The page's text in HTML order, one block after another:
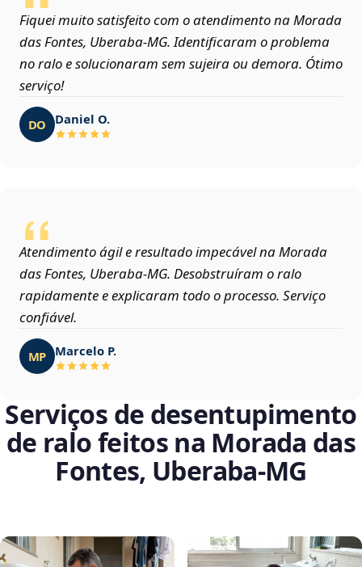
Fiquei muito satisfeito com o atendimento na Morada
das Fontes, Uberaba‑MG. Identificaram o problema
no ralo e solucionaram sem sujeira ou demora. Ótimo
serviço!
DO Daniel O.
Atendimento ágil e resultado impecável na Morada
das Fontes, Uberaba‑MG. Desobstruíram o ralo
rapidamente e explicaram todo o processo. Serviço
confiável.
MP Marcelo P.
Serviços de desentupimento
de ralo feitos na Morada das
Fontes, Uberaba‑MG